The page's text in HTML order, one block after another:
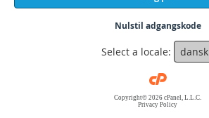
Nulstil adgangskode
Select a locale: dansk
Copyright© 2026 cPanel, L.L.C.
Privacy Policy